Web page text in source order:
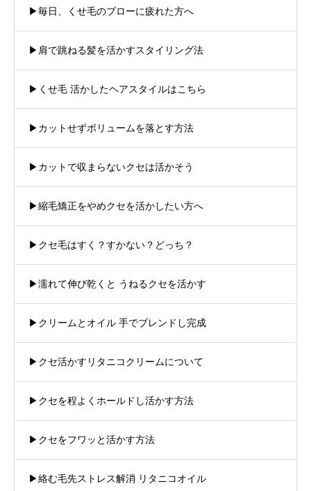
▶︎毎日、くせ毛のブローに疲れた方へ
▶︎肩で跳ねる髪を活かすスタイリング法
▶︎くせ毛 活かしたヘアスタイルはこちら
▶︎カットせずボリュームを落とす方法
▶︎カットで収まらないクセは活かそう
▶︎縮毛矯正をやめクセを活かしたい方へ
▶︎クセ毛はすく？すかない？どっち？
▶︎濡れて伸び乾くと うねるクセを活かす
▶︎クリームとオイル 手でブレンドし完成
▶︎クセ活かすリタニコクリームについて
▶︎クセを程よくホールドし活かす方法
▶︎クセをフワッと活かす方法
▶︎絡む毛先ストレス解消 リタニコオイル